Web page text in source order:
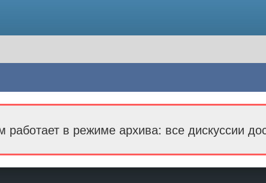
в режиме архива: все дискуссии